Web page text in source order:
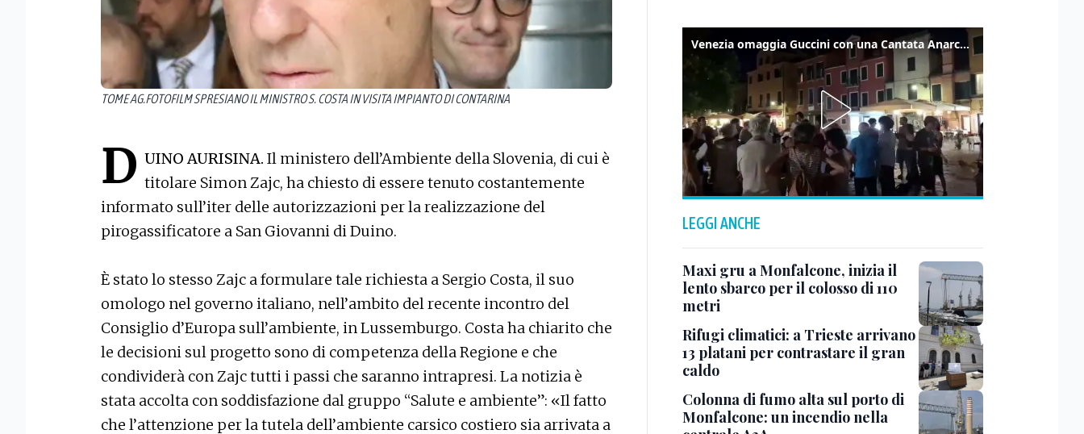
TOME AG.FOTOFILM SPRESIANO IL MINISTRO S. COSTA IN VISITA IMPIANTO DI CONTARINA
D UINO AURISINA. Il ministero dell’Ambiente della Slovenia, di cui è
titolare Simon Zajc, ha chiesto di essere tenuto costantemente
informato sull’iter delle autorizzazioni per la realizzazione del
pirogassificatore a San Giovanni di Duino.
È stato lo stesso Zajc a formulare tale richiesta a Sergio Costa, il suo
omologo nel governo italiano, nell’ambito del recente incontro del
Consiglio d’Europa sull’ambiente, in Lussemburgo. Costa ha chiarito che
le decisioni sul progetto sono di competenza della Regione e che
condividerà con Zajc tutti i passi che saranno intrapresi. La notizia è
stata accolta con soddisfazione dal gruppo “Salute e ambiente”: «Il fatto
che l’attenzione per la tutela dell’ambiente carsico costiero sia arrivata a
Venezia omaggia Guccini con una Cantata Anarchica in campo Santa Margherita
LEGGI ANCHE
Maxi gru a Monfalcone, inizia il
lento sbarco per il colosso di 110
metri
Rifugi climatici: a Trieste arrivano
13 platani per contrastare il gran
caldo
Colonna di fumo alta sul porto di
Monfalcone: un incendio nella